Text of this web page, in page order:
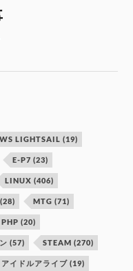
LIGHTSAIL (19)
E-P7 (23)
LINUX (406)
(28) MTG (71)
PHP (20)
(57) STEAM (270)
アイドルアライブ (19)